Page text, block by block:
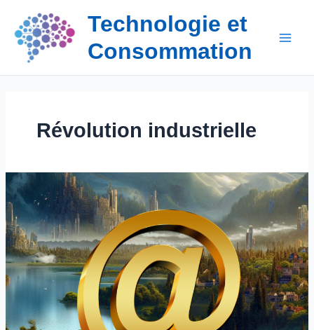
contenu
Technologie et
Consommation
Révolution industrielle